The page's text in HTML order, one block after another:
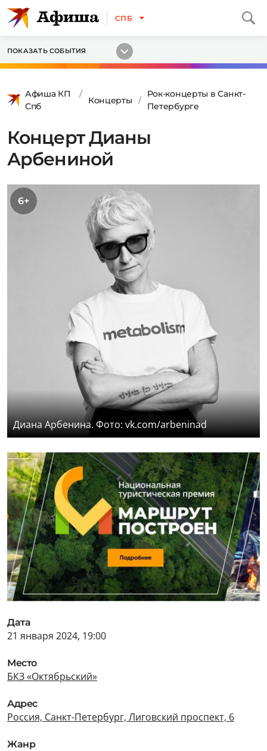
СПБ
ПОКАЗАТЬ СОБЫТИЯ
Афиша КП
Спб
Концерты
Рок-концерты в Санкт-
Петербурге
Концерт Дианы
Арбениной
6+
Диана Арбенина. Фото: vk.com/arbeninad
Дата
21 января 2024, 19:00
Место
БКЗ «Октябрьский»
Адрес
Россия, Санкт-Петербург, Лиговский проспект, 6
Жанр